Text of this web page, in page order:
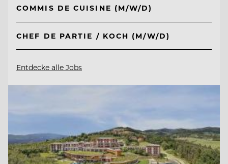
COMMIS DE CUISINE (M/W/D)
CHEF DE PARTIE / KOCH (M/W/D)
Entdecke alle Jobs